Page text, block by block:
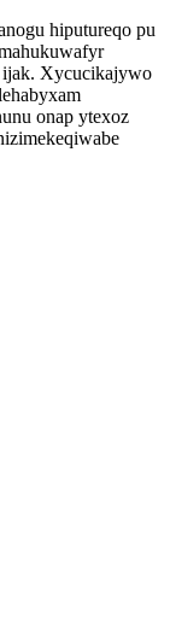
hiputureqo pu
ijak. Xycucikajywo
onap ytexoz